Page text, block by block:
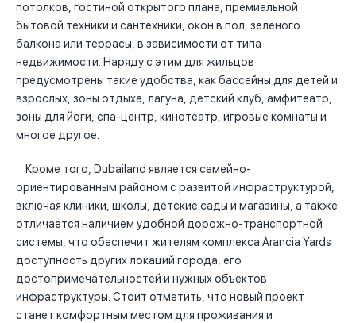
потолков, гостиной открытого плана, премиальной
бытовой техники и сантехники, окон в пол, зеленого
балкона или террасы, в зависимости от типа
недвижимости. Наряду с этим для жильцов
предусмотрены такие удобства, как бассейны для детей и
взрослых, зоны отдыха, лагуна, детский клуб, амфитеатр,
зоны для йоги, спа-центр, кинотеатр, игровые комнаты и
многое другое.
Кроме того, Dubailand является семейно-
ориентированным районом с развитой инфраструктурой,
включая клиники, школы, детские сады и магазины, а также
отличается наличием удобной дорожно-транспортной
системы, что обеспечит жителям комплекса Arancia Yards
доступность других локаций города, его
достопримечательностей и нужных объектов
инфраструктуры. Стоит отметить, что новый проект
станет комфортным местом для проживания и